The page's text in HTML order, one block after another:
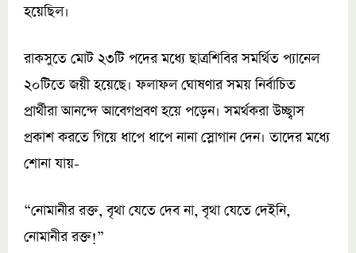
হয়েছিল।
রাকসুতে মোট ২৩টি পদের মধ্যে ছাত্রশিবির সমর্থিত প্যানেল
২০টিতে জয়ী হয়েছে। ফলাফল ঘোষণার সময় নির্বাচিত
প্রার্থীরা আনন্দে আবেগপ্রবণ হয়ে পড়েন। সমর্থকরা উচ্ছ্বাস
প্রকাশ করতে গিয়ে ধাপে ধাপে নানা স্লোগান দেন। তাদের মধ্যে
শোনা যায়-
“নোমানীর রক্ত, বৃথা যেতে দেব না, বৃথা যেতে দেইনি,
নোমানীর রক্ত!”